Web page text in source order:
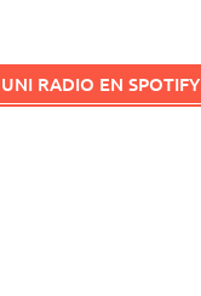
UNI RADIO EN SPOTIFY